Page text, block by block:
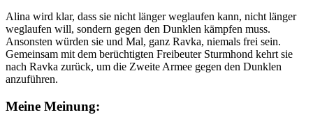
Alina wird klar, dass sie nicht länger weglaufen kann, nicht länger
weglaufen will, sondern gegen den Dunklen kämpfen muss.
Ansonsten würden sie und Mal, ganz Ravka, niemals frei sein.
Gemeinsam mit dem berüchtigten Freibeuter Sturmhond kehrt sie
nach Ravka zurück, um die Zweite Armee gegen den Dunklen
anzuführen.
Meine Meinung: